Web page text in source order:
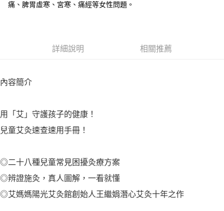
痛、脾胃虛寒、宮寒、痛經等女性問題。
詳細說明 相關推薦
內容簡介
用「艾」守護孩子的健康！
兒童艾灸速查速用手冊！
◎二十八種兒童常見困擾灸療方案
◎辨證施灸，真人圖解，一看就懂
◎艾媽媽陽光艾灸館創始人王繼娟潛心艾灸十年之作